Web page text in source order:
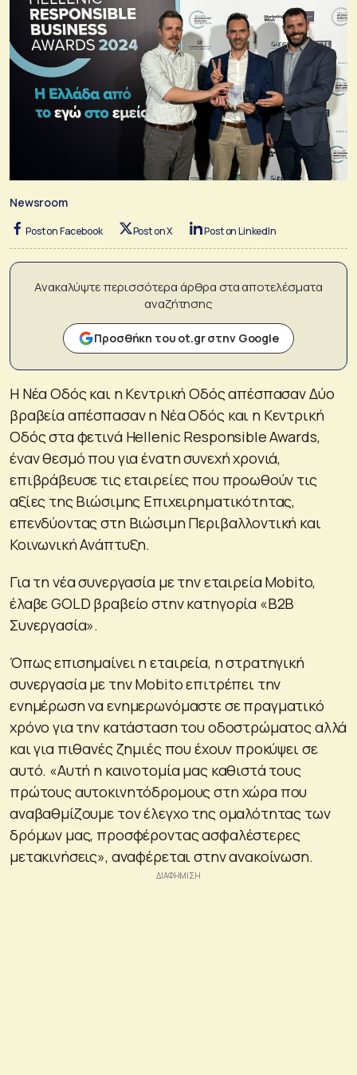
Newsroom
Post on Facebook Post on X Post on LinkedIn
Ανακαλύψτε περισσότερα άρθρα στα αποτελέσματα
αναζήτησης
Προσθήκη του ot.gr στην Google
Η Νέα Οδός και η Κεντρική Οδός απέσπασαν Δύο
βραβεία απέσπασαν η Νέα Οδός και η Κεντρική
Οδός στα φετινά Hellenic Responsible Awards,
έναν θεσμό που για ένατη συνεχή χρονιά,
επιβράβευσε τις εταιρείες που προωθούν τις
αξίες της Βιώσιμης Επιχειρηματικότητας,
επενδύοντας στη Βιώσιμη Περιβαλλοντική και
Κοινωνική Ανάπτυξη.
Για τη νέα συνεργασία με την εταιρεία Mobito,
έλαβε GOLD βραβείο στην κατηγορία «B2B
Συνεργασία».
Όπως επισημαίνει η εταιρεία, η στρατηγική
συνεργασία με την Mobito επιτρέπει την
ενημέρωση να ενημερωνόμαστε σε πραγματικό
χρόνο για την κατάσταση του οδοστρώματος αλλά
και για πιθανές ζημιές που έχουν προκύψει σε
αυτό. «Αυτή η καινοτομία μας καθιστά τους
πρώτους αυτοκινητόδρομους στη χώρα που
αναβαθμίζουμε τον έλεγχο της ομαλότητας των
δρόμων μας, προσφέροντας ασφαλέστερες
μετακινήσεις», αναφέρεται στην ανακοίνωση.